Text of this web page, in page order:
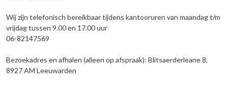
Wij zijn telefonisch bereikbaar tijdens kantooruren van maandag t/m
vrijdag tussen 9.00 en 17.00 uur
06-82147569
Bezoekadres en afhalen (alleen op afspraak): Blitsaerderleane 8,
8927 AM Leeuwarden